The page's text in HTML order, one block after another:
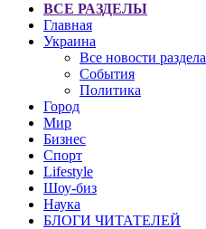
ВСЕ РАЗДЕЛЫ
Главная
Украина
Все новости раздела
События
Политика
Город
Мир
Бизнес
Спорт
Lifestyle
Шоу-биз
Наука
БЛОГИ ЧИТАТЕЛЕЙ